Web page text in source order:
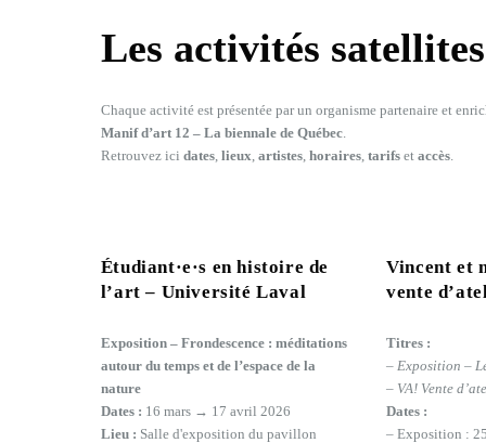
Les activités
Chaque activité est présentée par un organisme partenaire et
Manif d’art 12 – La biennale de Québec.
Retrouvez ici dates, lieux, artistes, horaires, tarifset accès.
Étudiant·e·s en histoire de
l’art – Université Laval
Exposition – Frondescence : méditations
autour du temps et de l’espace de la
nature
Dates : 16 mars → 17 avril 2026
Lieu : Salle d'exposition du pavillon
Vincent et
vente
Titres :
–Exposition –
– VA! Vente
Dates :
– Exposition :